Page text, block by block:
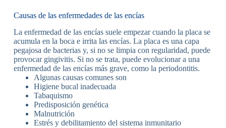
Causas de las enfermedades de las encías
La enfermedad de las encías suele empezar cuando la placa se
acumula en la boca e irrita las encías. La placa es una capa
pegajosa de bacterias y, si no se limpia con regularidad, puede
provocar gingivitis. Si no se trata, puede evolucionar a una
enfermedad de las encías más grave, como la periodontitis.
Algunas causas comunes son
Higiene bucal inadecuada
Tabaquismo
Predisposición genética
Malnutrición
Estrés y debilitamiento del sistema inmunitario